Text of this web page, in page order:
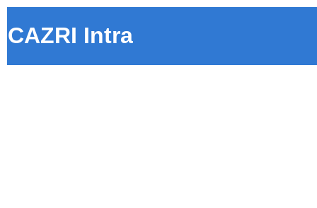
CAZRI Intra